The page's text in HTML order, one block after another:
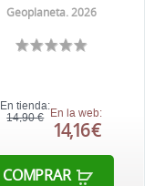
Geoplaneta. 2026
En tienda:
14,90 € En la web:
14,16 €
COMPRAR